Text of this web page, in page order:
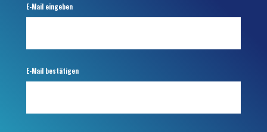
E-Mail eingeben
E-Mail bestätigen